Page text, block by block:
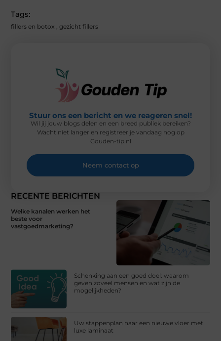
T
E
O
K
Tags:
fillers en botox ,gezicht fillers
RECENTE BERICHTEN
Welke kanalen werken het
beste voor
vastgoedmarketing?
Schenking aan een goed doel: waarom
geven zoveel mensen en wat zijn de
mogelijkheden?
Uw stappenplan naar een nieuwe vloer met
luxe laminaat
Stuur ons een bericht en we reageren snel!
Wil jij jouw blogs delen en een breed publiek bereiken?
Wacht niet langer en registreer je vandaag nog op
Gouden-tip.nl
Neem contact op